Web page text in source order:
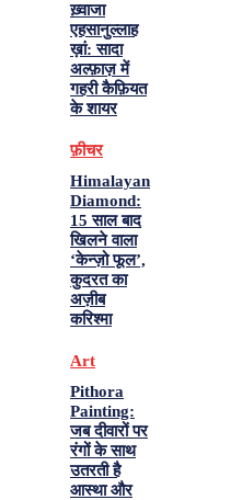
ख़्वाजा
एहसानुल्लाह
ख़ां: सादा
अल्फ़ाज़ में
गहरी कैफ़ियत
के शायर
फ़ीचर
Himalayan
Diamond:
15 साल बाद
खिलने वाला
‘केन्ज़ो फूल’,
कुदरत का
अज़ीब
करिश्मा
Art
Pithora
Painting:
जब दीवारों पर
रंगों के साथ
उतरती है
आस्था और